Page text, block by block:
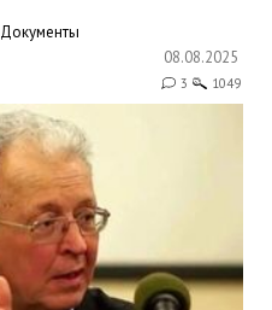
Документы
08.08.2025
3 1049